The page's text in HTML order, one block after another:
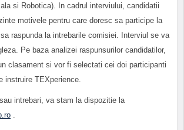
si Robotica). In cadrul interviului, candidatii
motivele pentru care doresc sa participe la
raspunda la intrebarile comisiei. Interviul se va
Pe baza analizei raspunsurilor candidatilor,
clasament si vor fi selectati cei doi participanti
instruire TEXperience.
intrebari, va stam la dispozitie la